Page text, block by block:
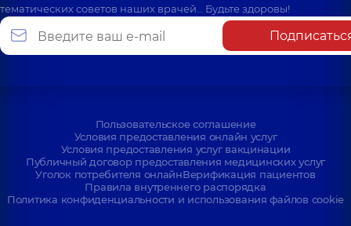
тематических советов наших врачей… Будьте здоровы!
Пользовательское соглашение
Условия предоставления онлайн услуг
Условия предоставления услуг вакцинации
Публичный договор предоставления медицинских услуг
Уголок потребителя онлайнВерификация пациентов
Правила внутреннего распорядка
Политика конфиденциальности и использования файлов cookie